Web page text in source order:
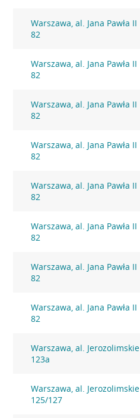
Warszawa, al. Jana Pawła II
82
Warszawa, al. Jana Pawła II
82
Warszawa, al. Jana Pawła II
82
Warszawa, al. Jana Pawła II
82
Warszawa, al. Jana Pawła II
82
Warszawa, al. Jana Pawła II
82
Warszawa, al. Jana Pawła II
82
Warszawa, al. Jana Pawła II
82
Warszawa, al. Jerozolimskie
123a
Warszawa, al. Jerozolimskie
125/127